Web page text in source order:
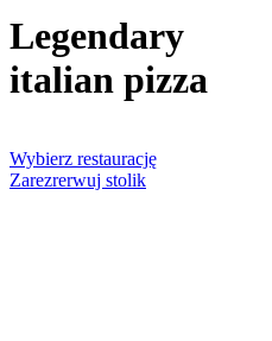
Legendary
italian pizza
Wybierz restaurację
Zarezrerwuj stolik